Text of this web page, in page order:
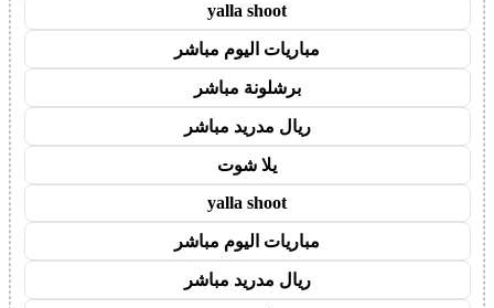
yalla shoot
مباريات اليوم مباشر
برشلونة مباشر
ريال مدريد مباشر
يلا شوت
yalla shoot
مباريات اليوم مباشر
ريال مدريد مباشر